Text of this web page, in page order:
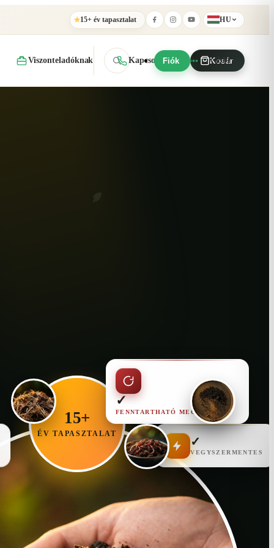
★15+ év tapasztalat HU
Viszonteladóknak Kapcsolat További
Fiók Kosár
15+
ÉV TAPASZTALAT ✓
✓
FENNTARTHATÓ MEGOLDÁS